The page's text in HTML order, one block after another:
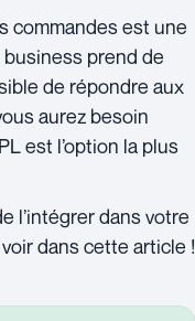
commandes est une
prend de
de répondre aux
aurez besoin
est l’option la plus
l’intégrer dans votre
dans cette article !